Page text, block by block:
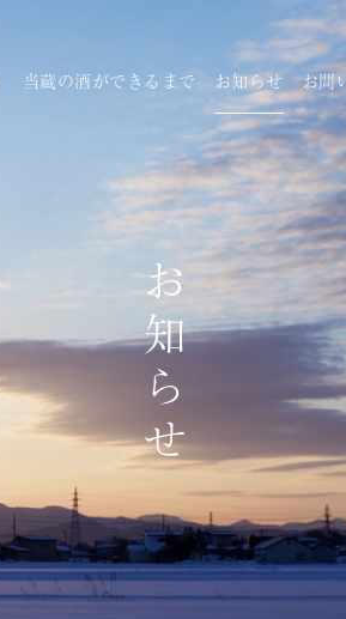
当蔵の酒ができるまで お知らせ お問